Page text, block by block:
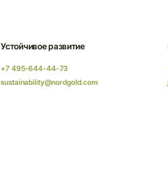
Устойчивое развитие
+7 495-644-44-73
sustainability@nordgold.com